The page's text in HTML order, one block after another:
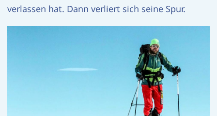
verlassen hat. Dann verliert sich seine Spur.